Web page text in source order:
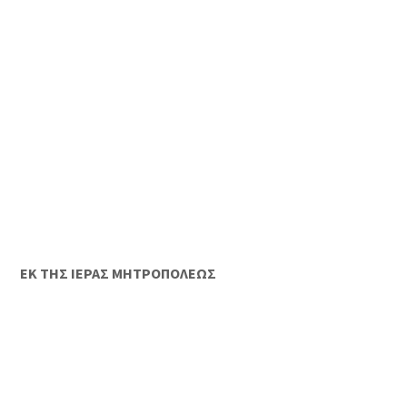
ΕΚ ΤΗΣ ΙΕΡΑΣ ΜΗΤΡΟΠΟΛΕΩΣ